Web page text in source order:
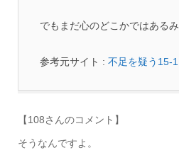
でもまだ心のどこかではあるみ
参考元サイト : 不足を疑う15-1
【108さんのコメント】
そうなんですよ。